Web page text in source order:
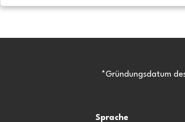
*Gründungsdatum
Sprache